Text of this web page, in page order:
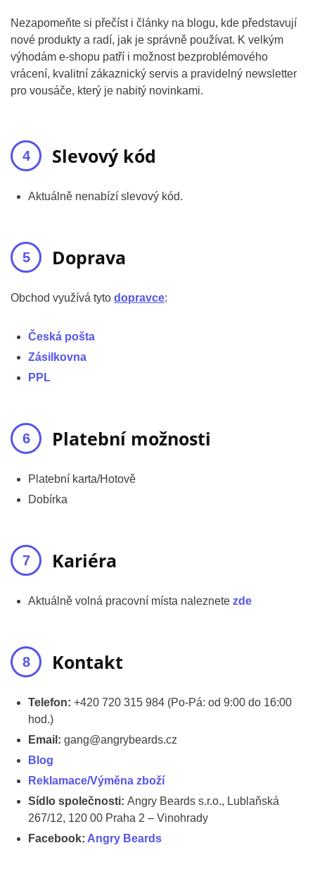
Nezapomeňte si přečíst i články na blogu, kde představují
nové produkty a radí, jak je správně používat. K velkým
výhodám e-shopu patří i možnost bezproblémového
vrácení, kvalitní zákaznický servis a pravidelný newsletter
pro vousáče, který je nabitý novinkami.
Slevový kód
Aktuálně nenabízí slevový kód.
Doprava
Obchod využívá tyto dopravce:
Česká pošta
Zásilkovna
PPL
Platební možnosti
Platební karta/Hotově
Dobírka
Kariéra
Aktuálně volná pracovní místa naleznete zde
Kontakt
Telefon: +420 720 315 984 (Po-Pá: od 9:00 do 16:00
hod.)
Email: gang@angrybeards.cz
Blog
Reklamace/Výměna zboží
Sídlo společnosti: Angry Beards s.r.o., Lublaňská
267/12, 120 00 Praha 2 – Vinohrady
Facebook: Angry Beards